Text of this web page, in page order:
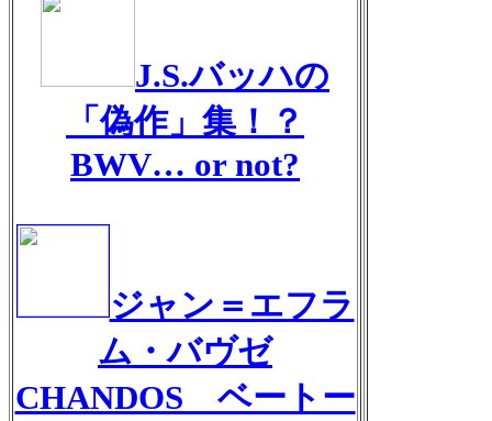
J.S.バッハの
「偽作」集！？
BWV… or not?
ジャン＝エフラ
ム・バヴゼ
CHANDOS ベートー